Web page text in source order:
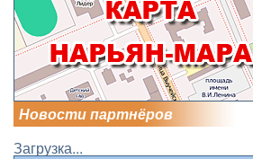
Новости партнёров
Загрузка...